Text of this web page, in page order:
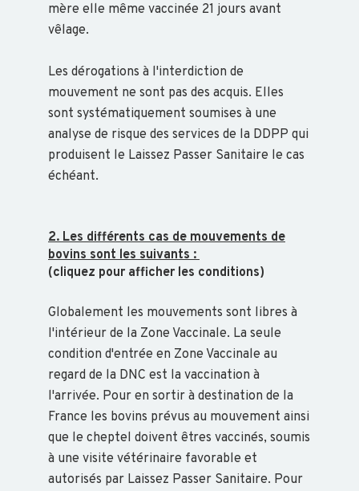
ABEILLE
ACTUALITÉS
BIOSECURITE
FORMATIONS
mère elle même vaccinée 21 jours avant
vêlage.
Les dérogations à l'interdiction de
mouvement ne sont pas des acquis. Elles
sont systématiquement soumises à une
analyse de risque des services de la DDPP qui
produisent le Laissez Passer Sanitaire le cas
échéant.
2. Les différents cas de mouvements de
bovins sont les suivants :
(cliquez pour afficher les conditions)
Globalement les mouvements sont libres à
l'intérieur de la Zone Vaccinale. La seule
condition d'entrée en Zone Vaccinale au
regard de la DNC est la vaccination à
l'arrivée. Pour en sortir à destination de la
France les bovins prévus au mouvement ainsi
que le cheptel doivent êtres vaccinés, soumis
à une visite vétérinaire favorable et
autorisés par Laissez Passer Sanitaire. Pour